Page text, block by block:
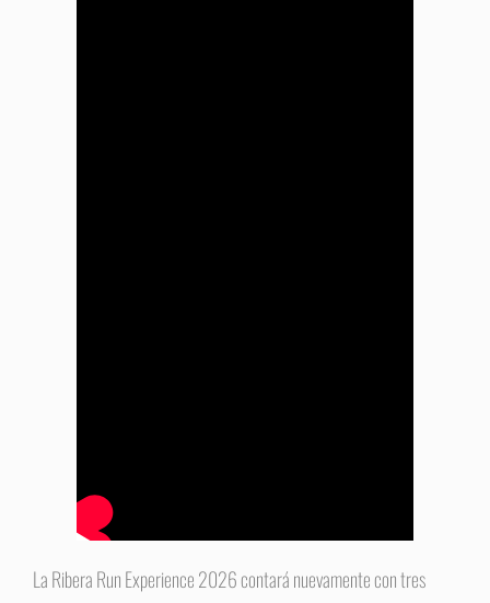
La Ribera Run Experience 2026 contará nuevamente con tres